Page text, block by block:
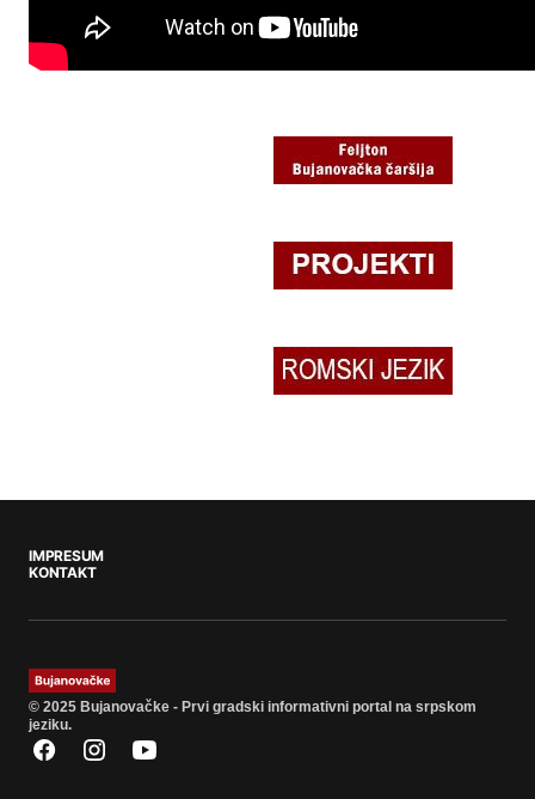
IMPRESUM
KONTAKT
© 2025 Bujanovačke - Prvi gradski informativni portal na srpskom
jeziku.